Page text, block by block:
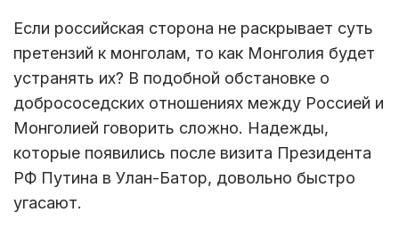
Если российская сторона не раскрывает суть
претензий к монголам, то как Монголия будет
устранять их? В подобной обстановке о
добрососедских отношениях между Россией и
Монголией говорить сложно. Надежды,
которые появились после визита Президента
РФ Путина в Улан-Батор, довольно быстро
угасают.